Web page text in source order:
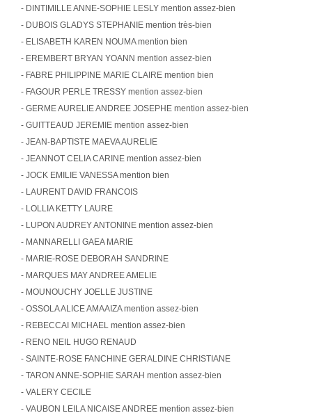
- DINTIMILLE ANNE-SOPHIE LESLY mention assez-bien
- DUBOIS GLADYS STEPHANIE mention très-bien
- ELISABETH KAREN NOUMA mention bien
- EREMBERT BRYAN YOANN mention assez-bien
- FABRE PHILIPPINE MARIE CLAIRE mention bien
- FAGOUR PERLE TRESSY mention assez-bien
- GERME AURELIE ANDREE JOSEPHE mention assez-bien
- GUITTEAUD JEREMIE mention assez-bien
- JEAN-BAPTISTE MAEVA AURELIE
- JEANNOT CELIA CARINE mention assez-bien
- JOCK EMILIE VANESSA mention bien
- LAURENT DAVID FRANCOIS
- LOLLIA KETTY LAURE
- LUPON AUDREY ANTONINE mention assez-bien
- MANNARELLI GAEA MARIE
- MARIE-ROSE DEBORAH SANDRINE
- MARQUES MAY ANDREE AMELIE
- MOUNOUCHY JOELLE JUSTINE
- OSSOLA ALICE AMAAIZA mention assez-bien
- REBECCAI MICHAEL mention assez-bien
- RENO NEIL HUGO RENAUD
- SAINTE-ROSE FANCHINE GERALDINE CHRISTIANE
- TARON ANNE-SOPHIE SARAH mention assez-bien
- VALERY CECILE
- VAUBON LEILA NICAISE ANDREE mention assez-bien